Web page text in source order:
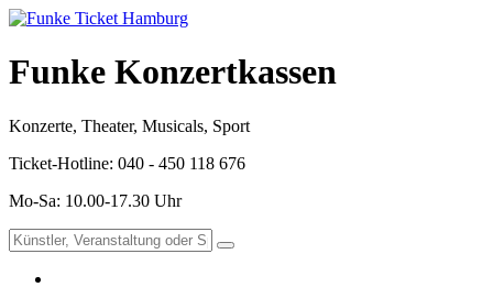
Funke Konzertkassen
Konzerte, Theater, Musicals, Sport
Ticket-Hotline: 040 - 450 118 676
Mo-Sa: 10.00-17.30 Uhr